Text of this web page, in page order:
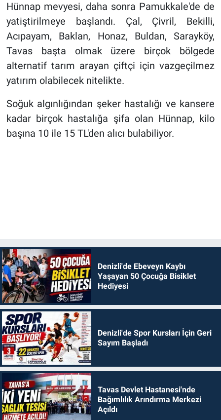
Hünnap mevyesi, daha sonra Pamukkale'de de
yatiştirilmeye başlandı. Çal, Çivril, Bekilli,
Acıpayam, Baklan, Honaz, Buldan, Sarayköy,
Tavas başta olmak üzere birçok bölgede
alternatif tarım arayan çiftçi için vazgeçilmez
yatırım olabilecek nitelikte.
Soğuk algınlığından şeker hastalığı ve kansere
kadar birçok hastalığa şifa olan Hünnap, kilo
başına 10 ile 15 TL'den alıcı bulabiliyor.
Denizli'de Ebeveyn Kaybı
Yaşayan 50 Çocuğa Bisiklet
Hediyesi
Denizli'de Spor Kursları İçin Geri
Sayım Başladı
Tavas Devlet Hastanesi'nde
Bağımlılık Arındırma Merkezi
Açıldı